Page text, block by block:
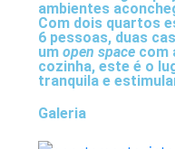
ambientes
Com dois quartos
6 pessoas, duas
um open space com
cozinha, este é o
tranquila e
Galeria